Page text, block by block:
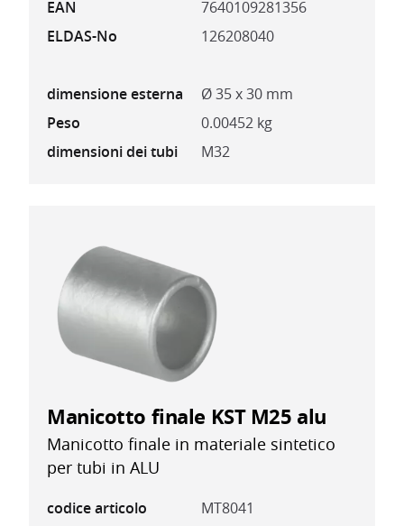
EAN
7640109281356
ELDAS-No
126208040
dimensione esterna
Ø 35 x 30 mm
Peso
0.00452 kg
dimensioni dei tubi
M32
Manicotto finale KST M25 alu
Manicotto finale in materiale sintetico
per tubi in ALU
codice articolo
MT8041